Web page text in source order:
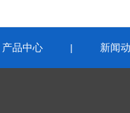
产品中心 | 新闻